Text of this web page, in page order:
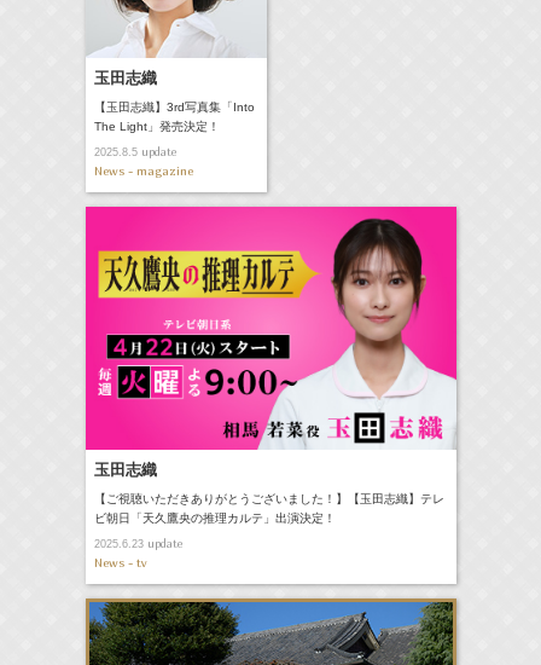
玉田志織
【玉田志織】3rd写真集「Into
The Light」発売決定！
2025.8.5update
News - magazine
玉田志織
【ご視聴いただきありがとうございました！】【玉田志織】テレ
ビ朝日「天久鷹央の推理カルテ」出演決定！
2025.6.23update
News - tv